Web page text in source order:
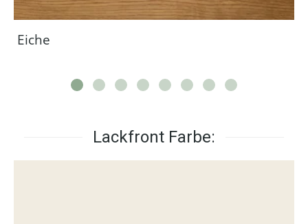
Eiche
Lackfront Farbe: